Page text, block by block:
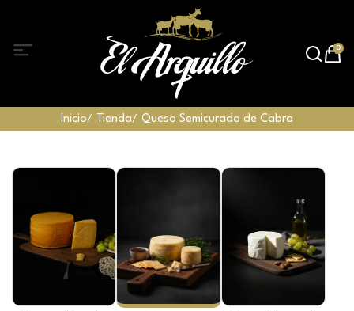
0
Inicio Tienda Queso Semicurado de Cabra